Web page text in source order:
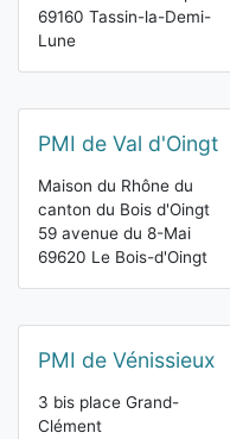
69160 Tassin-la-Demi-
Lune
PMI de Val d'Oingt
Maison du Rhône du
canton du Bois d'Oingt
59 avenue du 8-Mai
69620 Le Bois-d'Oingt
PMI de Vénissieux
3 bis place Grand-
Clément